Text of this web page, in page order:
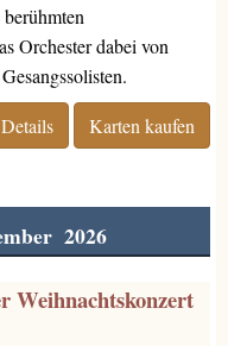
Orchester dabei von
Details Karten kaufen
2026
Weihnachtskonzert